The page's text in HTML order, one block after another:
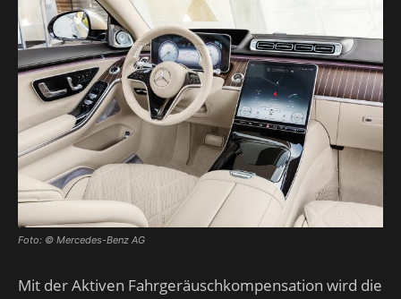
Foto: © Mercedes-Benz AG
Mit der Aktiven Fahrgeräuschkompensation wird die